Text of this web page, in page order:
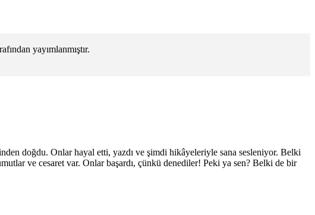
yayımlanmıştır.
doğdu. Onlar hayal etti, yazdı ve şimdi hikâyeleriyle sana sesleniyor. Belki
ve cesaret var. Onlar başardı, çünkü denediler! Peki ya sen? Belki de bir